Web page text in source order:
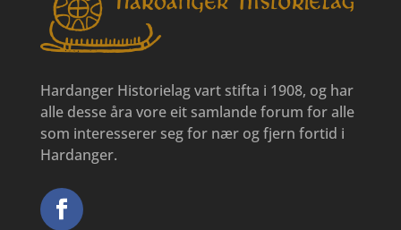
Hardanger Historielag vart stifta i 1908, og har
alle desse åra vore eit samlande forum for alle
som interesserer seg for nær og fjern fortid i
Hardanger.